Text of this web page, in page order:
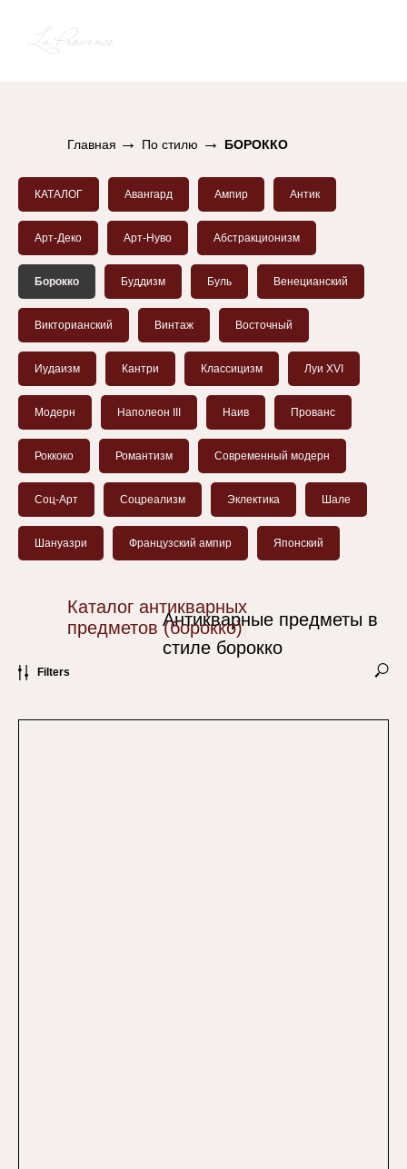
Главная По стилю БОРОККО
→ →
КАТАЛОГ Авангард Ампир Антик
Арт-Деко Арт-Нуво Абстракционизм
Борокко Буддизм Буль Венецианский
Викторианский Винтаж Восточный
Иудаизм Кантри Классицизм Луи XVI
Модерн Наполеон III Наив Прованс
Роккоко Романтизм Современный модерн
Соц-Арт Соцреализм Эклектика Шале
Шануазри Французский ампир Японский
Антикварные предметы в
стиле борокко
Каталог антикварных
предметов (борокко)|
Filters